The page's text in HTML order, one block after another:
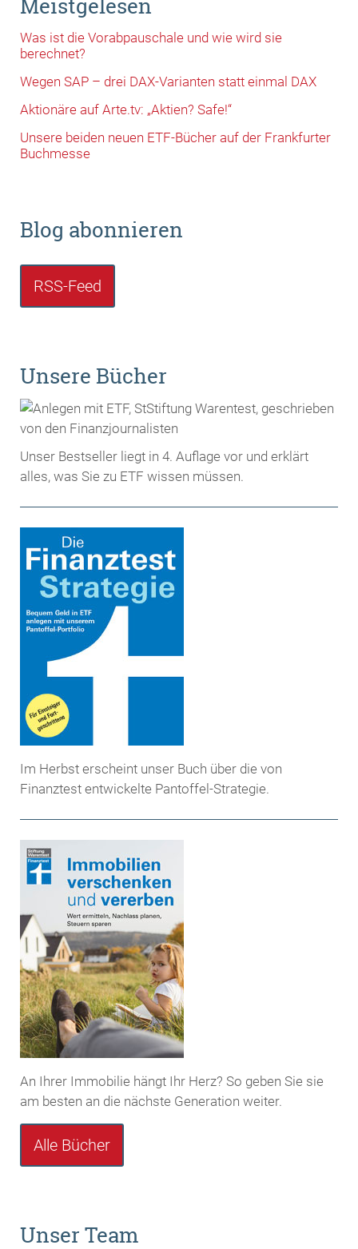
Meistgelesen
Was ist die Vorabpauschale und wie wird sie
berechnet?
Wegen SAP – drei DAX-Varianten statt einmal DAX
Aktionäre auf Arte.tv: „Aktien? Safe!“
Unsere beiden neuen ETF-Bücher auf der Frankfurter
Buchmesse
Blog abonnieren
RSS-Feed
Unsere Bücher
Unser Bestseller liegt in 4. Auflage vor und erklärt
alles, was Sie zu ETF wissen müssen.
Im Herbst erscheint unser Buch über die von
Finanztest entwickelte Pantoffel-Strategie.
An Ihrer Immobilie hängt Ihr Herz? So geben Sie sie
am besten an die nächste Generation weiter.
Alle Bücher
Unser Team